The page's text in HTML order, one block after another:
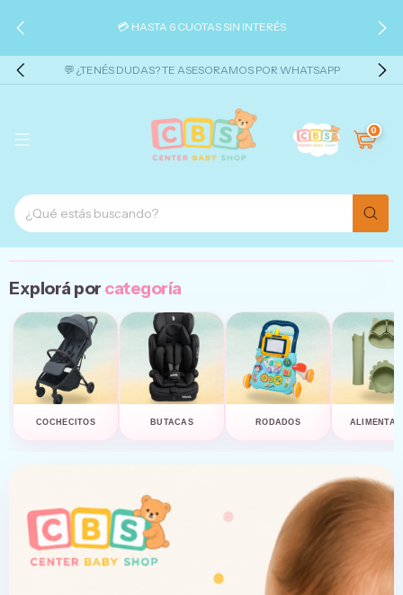
💳 HASTA 6 CUOTAS SIN INTERÉS
💬 ¿TENÉS DUDAS? TE ASESORAMOS POR WHATSAPP
0
Explorá por categoría
COCHECITOS BUTACAS RODADOS